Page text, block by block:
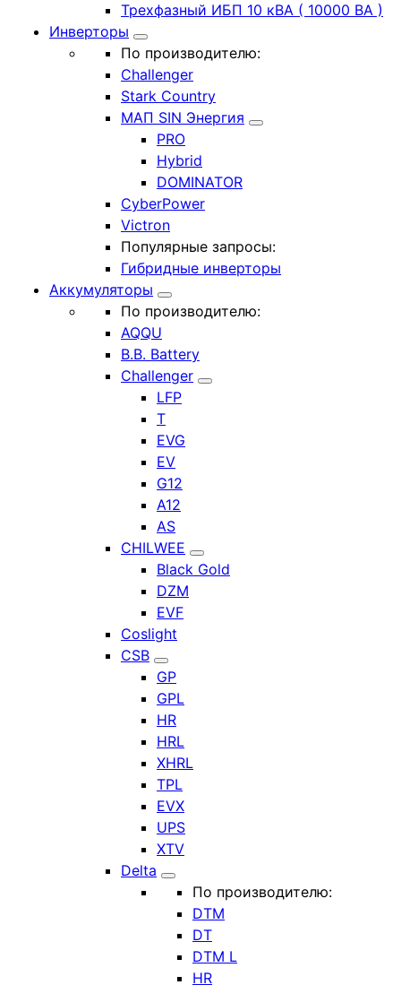
Трехфазный ИБП 10 кВА ( 10000 ВА )
Инверторы
По производителю:
Challenger
Stark Country
МАП SIN Энергия
PRO
Hybrid
DOMINATOR
CyberPower
Victron
Популярные запросы:
Гибридные инверторы
Аккумуляторы
По производителю:
AQQU
B.B. Battery
Challenger
LFP
T
EVG
EV
G12
A12
AS
CHILWEE
Black Gold
DZM
EVF
Coslight
CSB
GP
GPL
HR
HRL
XHRL
TPL
EVX
UPS
XTV
Delta
По производителю:
DTM
DT
DTM L
HR